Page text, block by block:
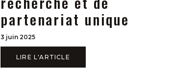
partenariat unique
3 juin 2025
LIRE L'ARTICLE